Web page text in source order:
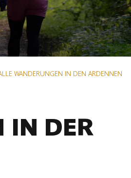
WANDERUNGEN IN DEN ARDENNEN
IN DER